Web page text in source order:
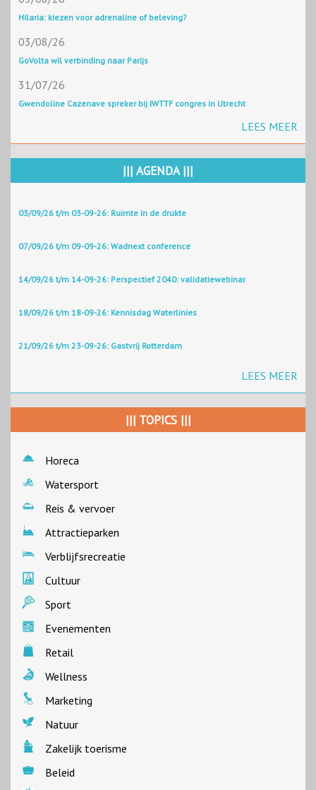
Hilaria: kiezen voor adrenaline of beleving?
03/08/26
GoVolta wil verbinding naar Parijs
31/07/26
Gwendoline Cazenave spreker bij IWTTF congres in Utrecht
LEES MEER
||| AGENDA |||
03/09/26 t/m 03-09-26: Ruimte in de drukte
07/09/26 t/m 09-09-26: Wadnext conference
14/09/26 t/m 14-09-26: Perspectief 2040: validatiewebinar
18/09/26 t/m 18-09-26: Kennisdag Waterlinies
21/09/26 t/m 23-09-26: Gastvrij Rotterdam
LEES MEER
||| TOPICS |||
Horeca
Watersport
Reis & vervoer
Attractieparken
Verblijfsrecreatie
Cultuur
Sport
Evenementen
Retail
Wellness
Marketing
Natuur
Zakelijk toerisme
Beleid